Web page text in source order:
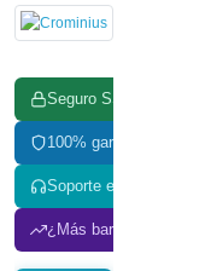
Seguro SSL
100% garantizado
Soporte en línea
¿Más barato?